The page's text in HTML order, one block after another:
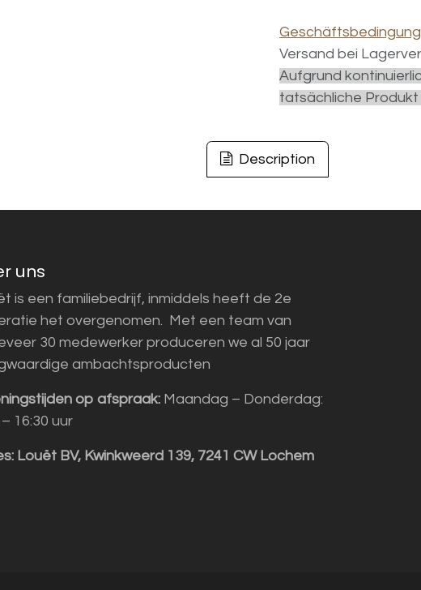
Versand bei
Aufgrund
tatsächliche Produkt
Description
uns
is een familiebedrijf, inmiddels heeft de 2e
het overgenomen. Met een team van
30 medewerker produceren we al 50 jaar
ambachtsproducten
op afspraak: Maandag – Donderdag:
16:30 uur
Louët BV, Kwinkweerd 139, 7241 CW Lochem